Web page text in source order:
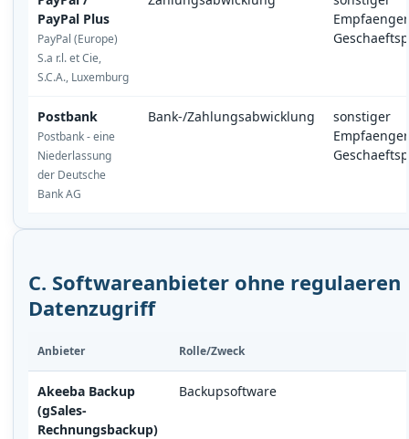
PayPal Plus
PayPal (Europe)
S.a r.l. et Cie,
S.C.A., Luxemburg
Postbank
Postbank - eine
Niederlassung
der Deutsche
Bank AG
Bank-/Zahlungsabwicklung
sonstiger
C. Softwareanbieter ohne regulaeren
Datenzugriff
Anbieter Rolle/Zweck
Akeeba Backup
(gSales-
Rechnungsbackup)
Backupsoftware